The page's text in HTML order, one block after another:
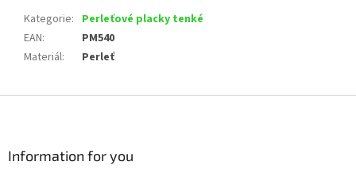
Kategorie: Perleťové placky tenké
EAN:
PM540
Materiál: Perleť
Information for you